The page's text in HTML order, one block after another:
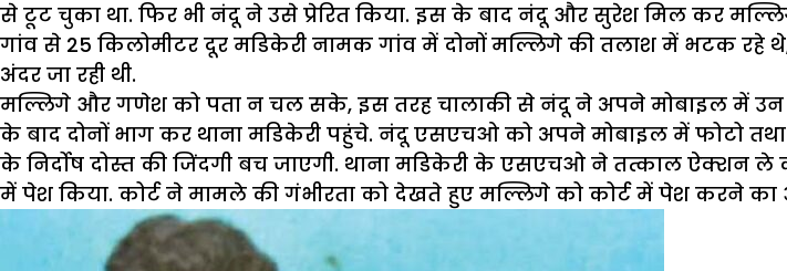
से टूट चुका था. फिर भी नंदू ने उसे प्रेरित किया. इस के बाद नंदू और सुरेश मिल कर
गांव से 25 किलोमीटर दूर मडिकेरी नामक गांव में दोनों मल्लिगे की तलाश में भटक
अंदर जा रही थी.
मल्लिगे और गणेश को पता न चल सके, इस तरह चालाकी से नंदू ने अपने मोबाइल में उन
के बाद दोनों भाग कर थाना मडिकेरी पहुंचे. नंदू एसएचओ को अपने मोबाइल में फोटो
के निर्दोष दोस्त की जिंदगी बच जाएगी. थाना मडिकेरी के एसएचओ ने तत्काल
में पेश किया. कोर्ट ने मामले की गंभीरता को देखते हुए मल्लिगे को कोर्ट में पेश करने का